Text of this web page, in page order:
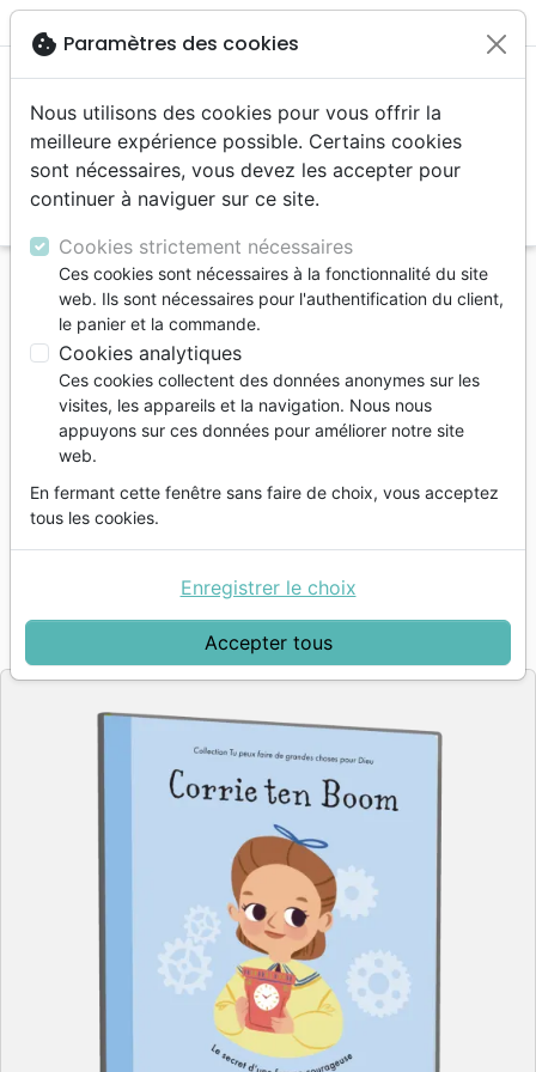
menu
Accueil Livres Enfants
4 à 6 ans
Corrie ten Boom - Le secret d'une femme
courageuse [coll. Tu peux faire de grandes choses
pour Dieu]
Corrie ten Boom
Le secret d'une femme courageuse [coll.
Tu peux faire de grandes choses pour
Dieu]
Auteur :Laura Caputo-Wickham| Illustrateur :
RéférenceMB3592 EAN9782826035923
La Maison de la Bible
cookie Paramètres des cookies
Nous utilisons des cookies pour vous offrir la
meilleure expérience possible. Certains cookies
sont nécessaires, vous devez les accepter pour
continuer à naviguer sur ce site.
Cookies strictement nécessaires
Ces cookies sont nécessaires à la fonctionnalité du site
web. Ils sont nécessaires pour l'authentification du client,
le panier et la commande.
Cookies analytiques
Ces cookies collectent des données anonymes sur les
visites, les appareils et la navigation. Nous nous
appuyons sur ces données pour améliorer notre site
web.
En fermant cette fenêtre sans faire de choix, vous acceptez
tous les cookies.
Accepter tous
Enregistrer le choix